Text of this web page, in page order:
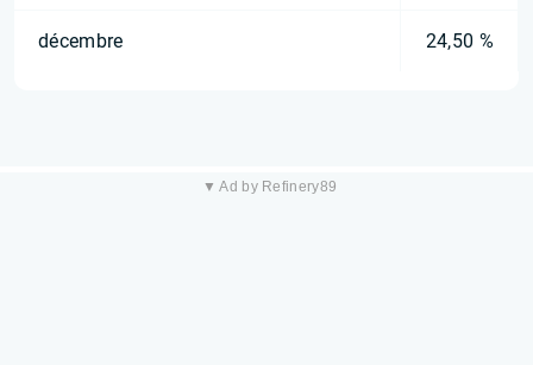
décembre 24,50 %
▼ Ad by Refinery89